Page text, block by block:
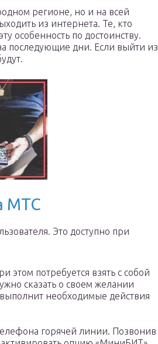
регионе, но и на всей
из интернета. Те, кто
особенность по достоинству.
последующие дни. Если выйти из
МТС
Это доступно при
этом потребуется взять с собой
сказать о своем желании
необходимые действия
горячей линии. Позвонив